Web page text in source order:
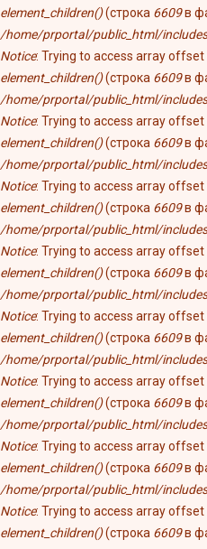
element_children()(строка 6609в
/home/prportal/public_html/
Notice: Trying to access array
element_children()(строка 6609в
/home/prportal/public_html/
Notice: Trying to access array
element_children()(строка 6609в
/home/prportal/public_html/
Notice: Trying to access array
element_children()(строка 6609в
/home/prportal/public_html/
Notice: Trying to access array
element_children()(строка 6609в
/home/prportal/public_html/
Notice: Trying to access array
element_children()(строка 6609в
/home/prportal/public_html/
Notice: Trying to access array
element_children()(строка 6609в
/home/prportal/public_html/
Notice: Trying to access array
element_children()(строка 6609в
/home/prportal/public_html/
Notice: Trying to access array
element_children()(строка 6609в